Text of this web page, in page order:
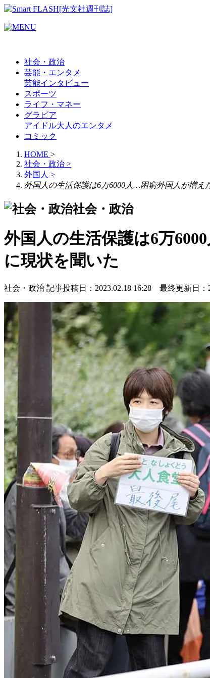
社会・政治
芸能・エンタメ
芸能インタビュー
スポーツ
ライフ・マネー
グラビア
アイドル大人のエンタメ
コミック
HOME >
社会・政治 >
外国人 >
外国人の生活保護は6万6000人…困窮外国人が増
社会・政治
外国人の生活保護は6万
に現状を聞いた
社会・政治 記事投稿日：2023.02.18 16:28 最終更新日：